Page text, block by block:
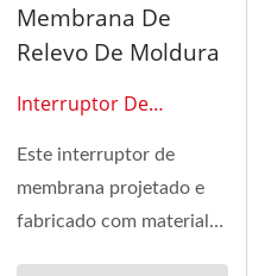
Membrana De
Relevo De Moldura
Interruptor De
Este interruptor de
membrana projetado e
fabricado com material